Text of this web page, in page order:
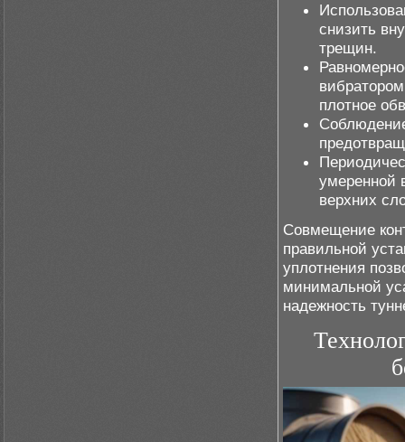
снизить
трещин.
плотное
умеренной
верхних
Совмещение
правильной
уплотнения
минимальной
надежность